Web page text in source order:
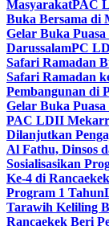
MasyarakatPAC
Buka Bersama di
Gelar Buka
DarussalamPC
Safari Ramadan
Safari Ramadan
Pembangunan di
Gelar Buka
PAC LDII
Dilanjutkan
Al Fathu, Dinsos
Sosialisasikan
Ke-4 di
Program 1 Tahun
Tarawih Keliling
Rancaekek Beri